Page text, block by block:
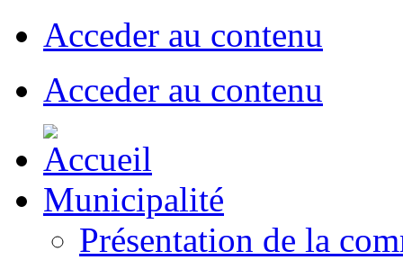
Acceder au contenu
Acceder au contenu
Municipalité
Présentation de la